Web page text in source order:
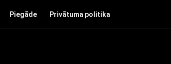
Piegāde Privātuma politika